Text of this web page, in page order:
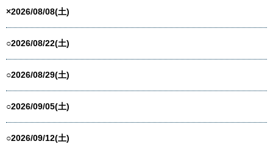
×2026/08/08(土)
○2026/08/22(土)
○2026/08/29(土)
○2026/09/05(土)
○2026/09/12(土)